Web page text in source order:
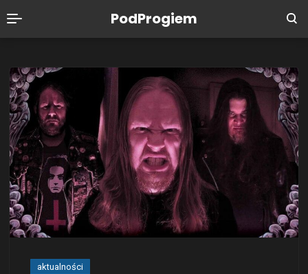
PodProgiem
aktualności